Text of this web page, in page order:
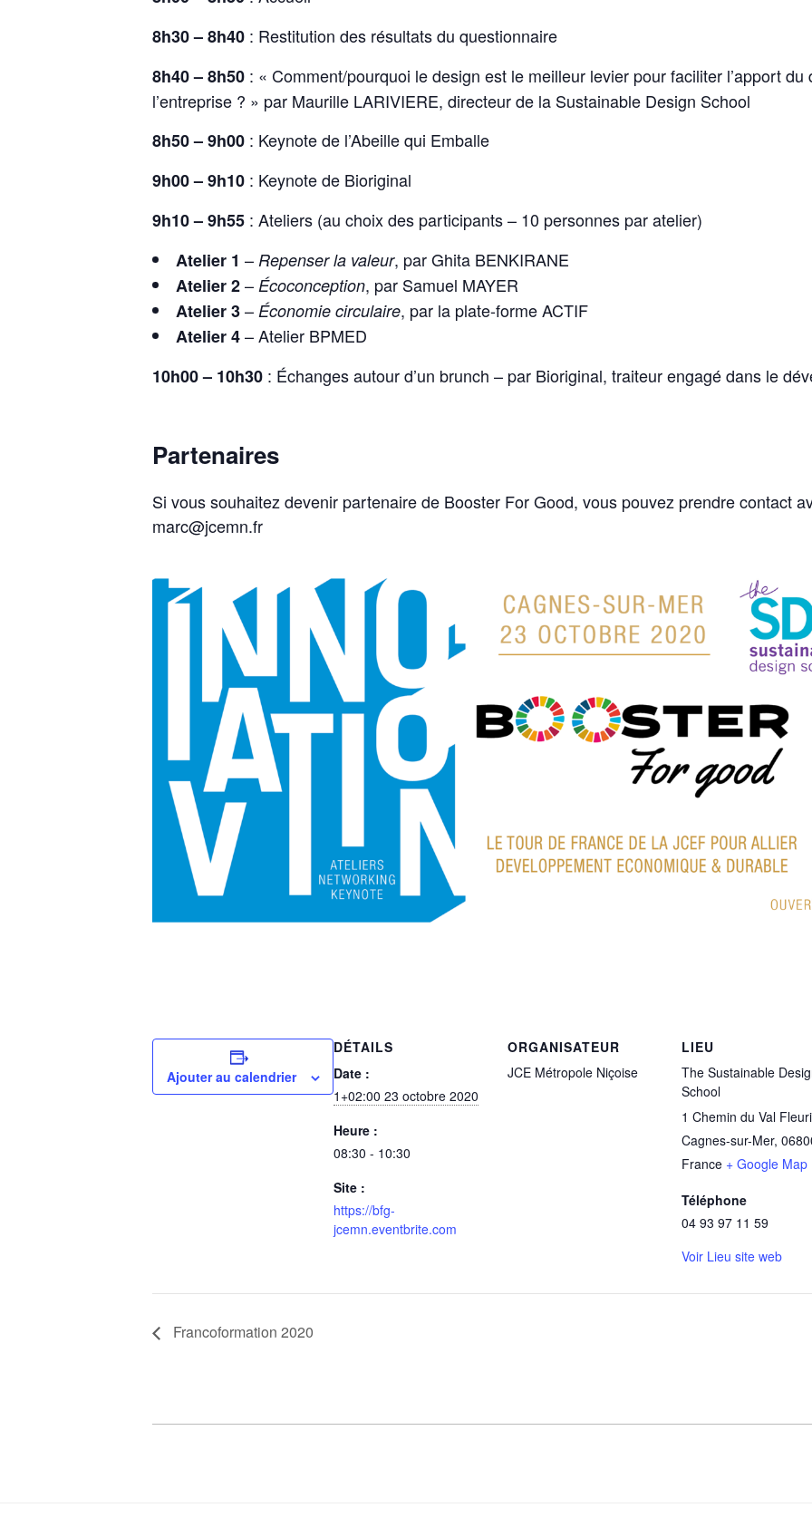
8h30 – 8h40 : Restitution des résultats du questionnaire
8h40 – 8h50 : « Comment/pourquoi le design est le meilleur levier pour faciliter l’apport
l’entreprise ? » par Maurille LARIVIERE, directeur de la Sustainable Design School
8h50 – 9h00 : Keynote de l’Abeille qui Emballe
9h00 – 9h10 : Keynote de Bioriginal
9h10 – 9h55 : Ateliers (au choix des participants – 10 personnes par atelier)
Atelier 1 – Repenser la valeur, par Ghita BENKIRANE
Atelier 2– Écoconception, par Samuel MAYER
Atelier 3– Économie circulaire, par la plate-forme ACTIF
Atelier 4– Atelier BPMED
10h00 – 10h30 : Échanges autour d’un brunch – par Bioriginal, traiteur engagé dans le
Partenaires
Si vous souhaitez devenir partenaire de Booster For Good, vous pouvez prendre contact
marc@jcemn.fr
Ajouter au calendrier
DÉTAILS
Date :
1+02:00 23 octobre 2020
Heure :
08:30 - 10:30
Site :
https://bfg-
jcemn.eventbrite.com
ORGANISATEUR
JCE Métropole Niçoise
LIEU
The Sustainable
School
1 Chemin du Val Fleuri
Cagnes-sur-Mer,
France + Google Map
Téléphone
04 93 97 11 59
Voir Lieu site web
Francoformation 2020